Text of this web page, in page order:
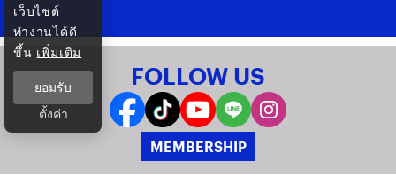
FOLLOW US
MEMBERSHIP
เว็บไซต์
ทำงานได้ดี
ขึ้น เพิ่มเติม
ยอมรับ
ตั้งค่า